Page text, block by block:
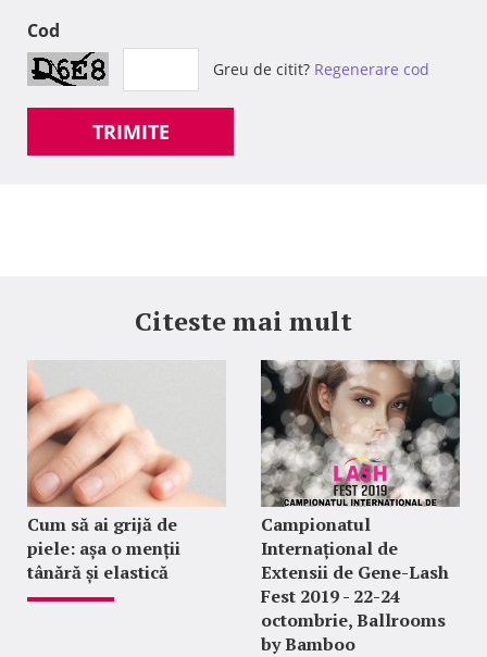
Cod
Greu de citit? Regenerare cod
TRIMITE
Citeste mai mult
Cum să ai grijă de
piele: așa o menții
tânără și elastică
Campionatul
Internațional de
Extensii de Gene-Lash
Fest 2019 - 22-24
octombrie, Ballrooms
by Bamboo